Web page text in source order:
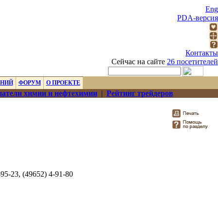
Eng
PDA-версия
Контакты
Сейчас на сайте 26 посетителей
ФОРУМ О ПРОЕКТЕ
химии и нефтехимии| Рейтинг трейдеров
23, (49652) 4-91-80